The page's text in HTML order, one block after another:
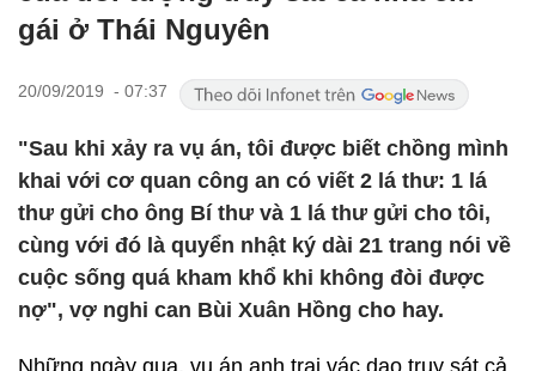
gái ở Thái Nguyên
20/09/2019 - 07:37
"Sau khi xảy ra vụ án, tôi được biết chồng mình
khai với cơ quan công an có viết 2 lá thư: 1 lá
thư gửi cho ông Bí thư và 1 lá thư gửi cho tôi,
cùng với đó là quyển nhật ký dài 21 trang nói về
cuộc sống quá kham khổ khi không đòi được
nợ", vợ nghi can Bùi Xuân Hồng cho hay.
Những ngày qua, vụ án anh trai vác dao truy sát cả